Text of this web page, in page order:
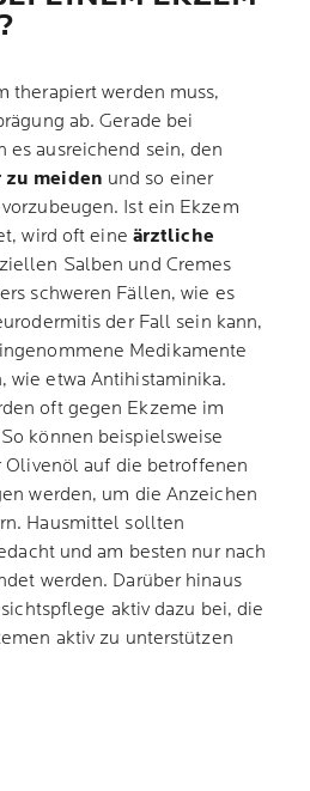
therapiert werden muss,
ab. Gerade bei
es ausreichend sein, den
zu meiden und so einer
Ist ein Ekzem
wird oft eine ärztliche
Salben und Cremes
schweren Fällen, wie es
der Fall sein kann,
Medikamente
wie etwa Antihistaminika.
oft gegen Ekzeme im
können beispielsweise
Olivenöl auf die betroffenen
werden, um die Anzeichen
Hausmittel sollten
und am besten nur nach
werden. Darüber hinaus
aktiv dazu bei, die
aktiv zu unterstützen